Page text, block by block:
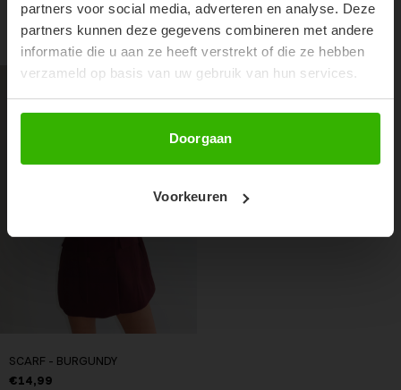
partners voor social media, adverteren en analyse. Deze
partners kunnen deze gegevens combineren met andere
informatie die u aan ze heeft verstrekt of die ze hebben
verzameld op basis van uw gebruik van hun services.
Doorgaan
Voorkeuren
RECENTE ARTIKELEN
SCARF - BURGUNDY
€14,99